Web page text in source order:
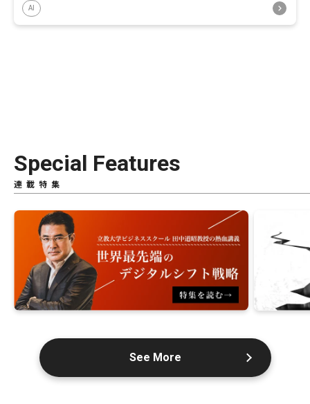
AI
Special Features
連載特集
See More